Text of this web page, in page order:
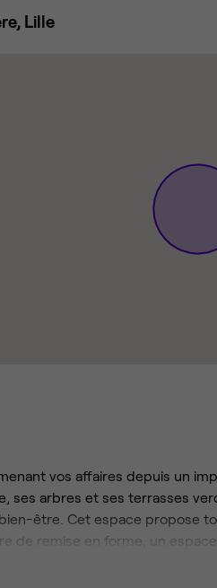
Lille
vos affaires depuis un
ses arbres et ses terrasses
être. Cet espace propose
de remise en forme, un
propice à la créativité et à